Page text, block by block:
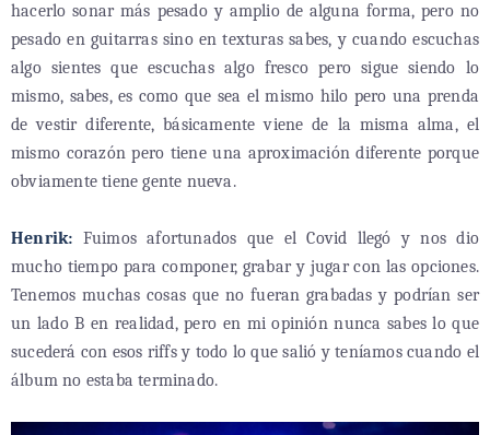
hacerlo sonar más pesado y amplio de alguna forma, pero no
pesado en guitarras sino en texturas sabes, y cuando escuchas
algo sientes que escuchas algo fresco pero sigue siendo lo
mismo, sabes, es como que sea el mismo hilo pero una prenda
de vestir diferente, básicamente viene de la misma alma, el
mismo corazón pero tiene una aproximación diferente porque
obviamente tiene gente nueva.
Henrik: Fuimos afortunados que el Covid llegó y nos dio
mucho tiempo para componer, grabar y jugar con las opciones.
Tenemos muchas cosas que no fueran grabadas y podrían ser
un lado B en realidad, pero en mi opinión nunca sabes lo que
sucederá con esos riffs y todo lo que salió y teníamos cuando el
álbum no estaba terminado.